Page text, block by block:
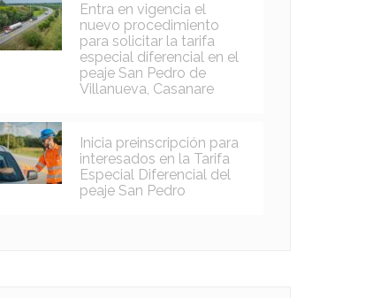
Entra en vigencia el
nuevo procedimiento
para solicitar la tarifa
especial diferencial en el
peaje San Pedro de
Villanueva, Casanare
Inicia preinscripción para
interesados en la Tarifa
Especial Diferencial del
peaje San Pedro